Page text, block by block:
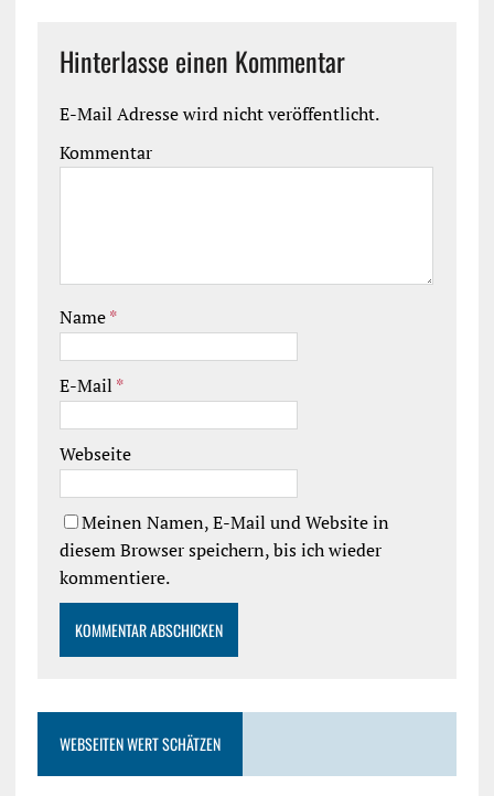
Hinterlasse einen Kommentar
E-Mail Adresse wird nicht veröffentlicht.
Kommentar
Name*
E-Mail *
Webseite
Meinen Namen, E-Mail und Website in
diesem Browser speichern, bis ich wieder
kommentiere.
WEBSEITEN WERT SCHÄTZEN